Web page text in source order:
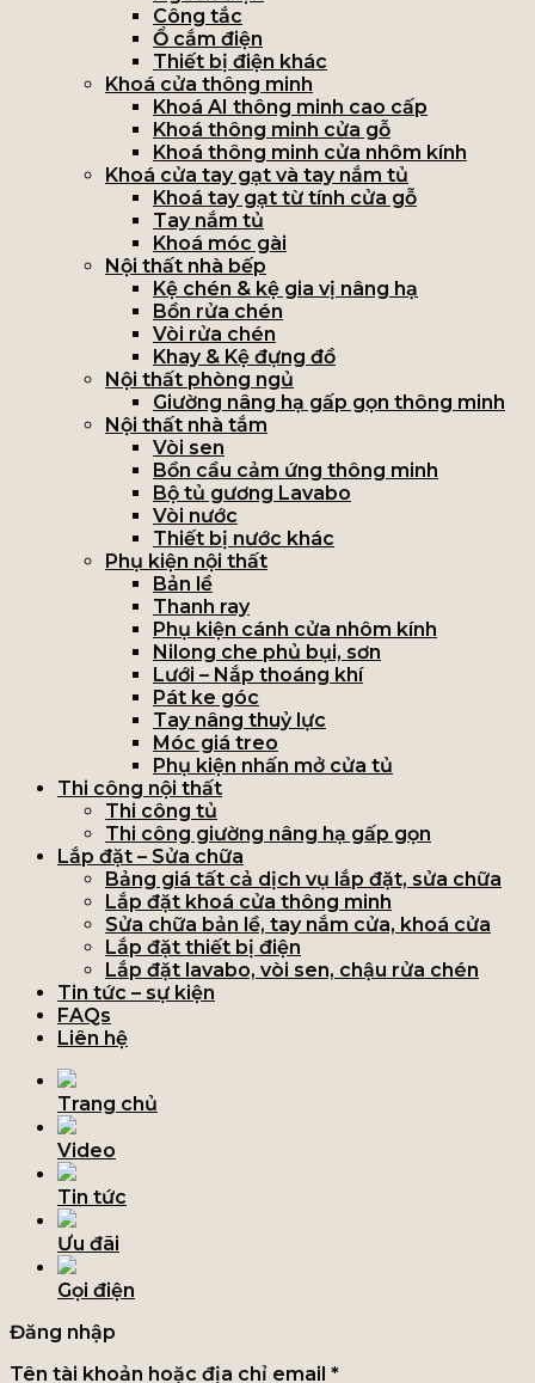
Công tắc
Ổ cắm điện
Thiết bị điện khác
Khoá cửa thông minh
Khoá AI thông minh cao cấp
Khoá thông minh cửa gỗ
Khoá thông minh cửa nhôm kính
Khoá cửa tay gạt và tay nắm tủ
Khoá tay gạt từ tính cửa gỗ
Tay nắm tủ
Khoá móc gài
Nội thất nhà bếp
Kệ chén & kệ gia vị nâng hạ
Bồn rửa chén
Vòi rửa chén
Khay & Kệ đựng đồ
Nội thất phòng ngủ
Giường nâng hạ gấp gọn thông minh
Nội thất nhà tắm
Vòi sen
Bồn cầu cảm ứng thông minh
Bộ tủ gương Lavabo
Vòi nước
Thiết bị nước khác
Phụ kiện nội thất
Bản lề
Thanh ray
Phụ kiện cánh cửa nhôm kính
Nilong che phủ bụi, sơn
Lưới – Nắp thoáng khí
Pát ke góc
Tay nâng thuỷ lực
Móc giá treo
Phụ kiện nhấn mở cửa tủ
Thi công nội thất
Thi công tủ
Thi công giường nâng hạ gấp gọn
Lắp đặt – Sửa chữa
Bảng giá tất cả dịch vụ lắp đặt, sửa chữa
Lắp đặt khoá cửa thông minh
Sửa chữa bản lề, tay nắm cửa, khoá cửa
Lắp đặt thiết bị điện
Lắp đặt lavabo, vòi sen, chậu rửa chén
Tin tức – sự kiện
FAQs
Liên hệ
Trang chủ
Video
Tin tức
Ưu đãi
Gọi điện
Đăng nhập
Tên tài khoản hoặc địa chỉ email *